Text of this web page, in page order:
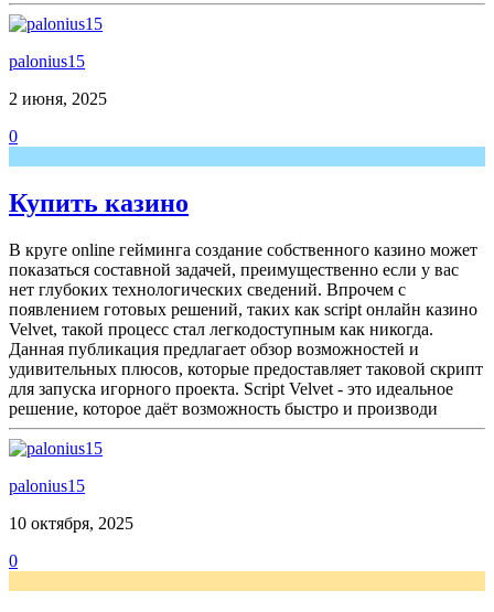
palonius15
2 июня, 2025
0
Купить казино
В круге online гейминга создание собственного казино может
показаться составной задачей, преимущественно если у вас
нет глубоких технологических сведений. Впрочем с
появлением готовых решений, таких как script онлайн казино
Velvet, такой процесс стал легкодоступным как никогда.
Данная публикация предлагает обзор возможностей и
удивительных плюсов, которые предоставляет таковой скрипт
для запуска игорного проекта. Script Velvet - это идеальное
решение, которое даёт возможность быстро и производи
palonius15
10 октября, 2025
0